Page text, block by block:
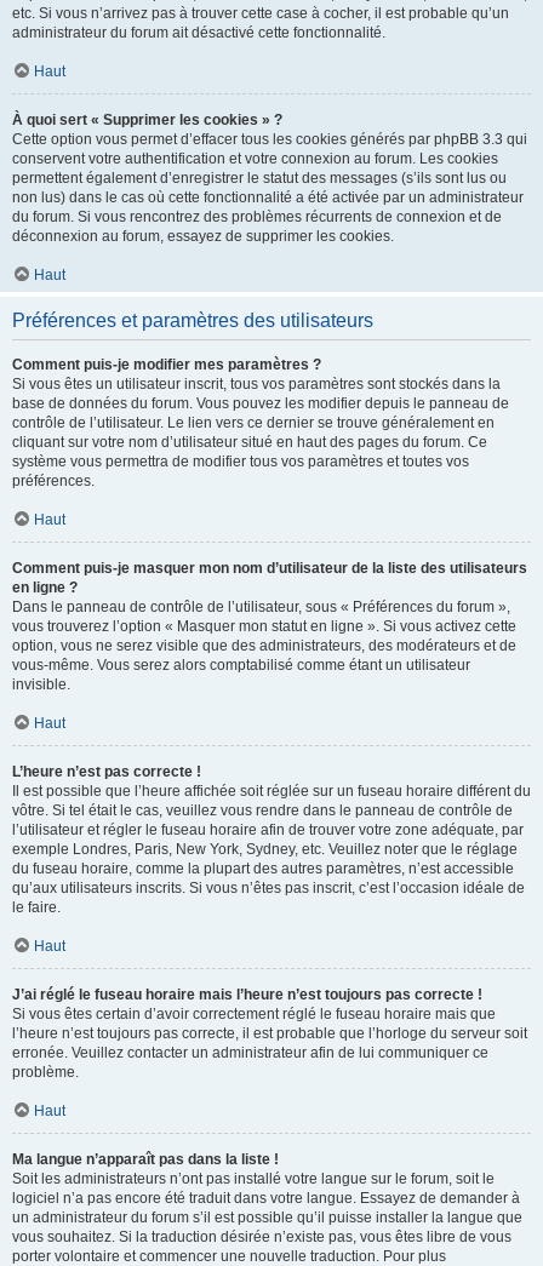
etc. Si vous n’arrivez pas à trouver cette case à cocher, il est probable qu’un
administrateur du forum ait désactivé cette fonctionnalité.
Haut
À quoi sert « Supprimer les cookies » ?
Cette option vous permet d’effacer tous les cookies générés par phpBB 3.3 qui
conservent votre authentification et votre connexion au forum. Les cookies
permettent également d’enregistrer le statut des messages (s’ils sont lus ou
non lus) dans le cas où cette fonctionnalité a été activée par un administrateur
du forum. Si vous rencontrez des problèmes récurrents de connexion et de
déconnexion au forum, essayez de supprimer les cookies.
Haut
Préférences et paramètres des utilisateurs
Comment puis-je modifier mes paramètres ?
Si vous êtes un utilisateur inscrit, tous vos paramètres sont stockés dans la
base de données du forum. Vous pouvez les modifier depuis le panneau de
contrôle de l’utilisateur. Le lien vers ce dernier se trouve généralement en
cliquant sur votre nom d’utilisateur situé en haut des pages du forum. Ce
système vous permettra de modifier tous vos paramètres et toutes vos
préférences.
Haut
Comment puis-je masquer mon nom d’utilisateur de la liste des utilisateurs
en ligne ?
Dans le panneau de contrôle de l’utilisateur, sous « Préférences du forum »,
vous trouverez l’option « Masquer mon statut en ligne ». Si vous activez cette
option, vous ne serez visible que des administrateurs, des modérateurs et de
vous-même. Vous serez alors comptabilisé comme étant un utilisateur
invisible.
Haut
L’heure n’est pas correcte !
Il est possible que l’heure affichée soit réglée sur un fuseau horaire différent du
vôtre. Si tel était le cas, veuillez vous rendre dans le panneau de contrôle de
l’utilisateur et régler le fuseau horaire afin de trouver votre zone adéquate, par
exemple Londres, Paris, New York, Sydney, etc. Veuillez noter que le réglage
du fuseau horaire, comme la plupart des autres paramètres, n’est accessible
qu’aux utilisateurs inscrits. Si vous n’êtes pas inscrit, c’est l’occasion idéale de
le faire.
Haut
J’ai réglé le fuseau horaire mais l’heure n’est toujours pas correcte !
Si vous êtes certain d’avoir correctement réglé le fuseau horaire mais que
l’heure n’est toujours pas correcte, il est probable que l’horloge du serveur soit
erronée. Veuillez contacter un administrateur afin de lui communiquer ce
problème.
Haut
Ma langue n’apparaît pas dans la liste !
Soit les administrateurs n’ont pas installé votre langue sur le forum, soit le
logiciel n’a pas encore été traduit dans votre langue. Essayez de demander à
un administrateur du forum s’il est possible qu’il puisse installer la langue que
vous souhaitez. Si la traduction désirée n’existe pas, vous êtes libre de vous
porter volontaire et commencer une nouvelle traduction. Pour plus